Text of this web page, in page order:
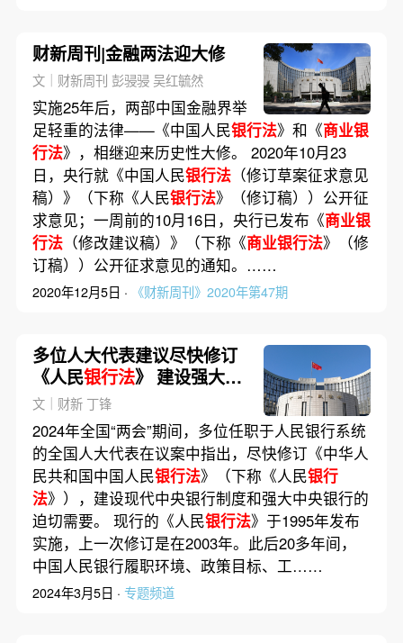
财新周刊|金融两法迎大修
文｜财新周刊 彭骎骎 吴红毓然
实施25年后，两部中国金融界举
足轻重的法律——《中国人民银行法》和《商业银
行法》，相继迎来历史性大修。 2020年10月23
日，央行就《中国人民银行法（修订草案征求意见
稿）》（下称《人民银行法》（修订稿））公开征
求意见；一周前的10月16日，央行已发布《商业银
行法（修改建议稿）》（下称《商业银行法》（修
订稿））公开征求意见的通知。……
2020年12月5日 · 《财新周刊》2020年第47期
多位人大代表建议尽快修订
《人民银行法》 建设强大的
中央银行
文｜财新 丁锋
2024年全国“两会”期间，多位任职于人民银行系统
的全国人大代表在议案中指出，尽快修订《中华人
民共和国中国人民银行法》（下称《人民银行
法》），建设现代中央银行制度和强大中央银行的
迫切需要。 现行的《人民银行法》于1995年发布
实施，上一次修订是在2003年。此后20多年间，
中国人民银行履职环境、政策目标、工……
2024年3月5日 · 专题频道